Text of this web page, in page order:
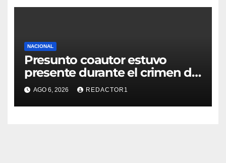
NACIONAL
Presunto coautor estuvo
presente durante el crimen de
Valeria Márquez: Fiscalía
AGO 6, 2026 REDACTOR1